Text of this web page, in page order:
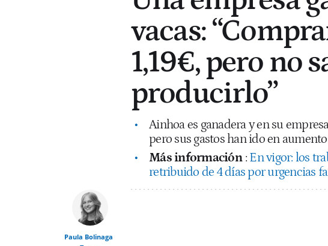
vacas:
1,19€, pero no
producirlo”
Ainhoa es ganadera y en su
pero sus gastos han ido en
Más información : En vigor: los
retribuido de 4 días por urgencias
Paula Bolinaga